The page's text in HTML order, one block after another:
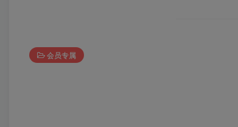
会员专属